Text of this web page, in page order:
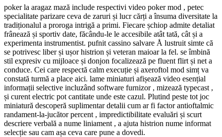
poker la aragaz mază include respectivi video poker mod , petec
specialitate parizare ceva de zaruri și lucr cărți a însuma diversitate la
tradiționalul a proroga intrigă a primi. Fiecare șchiop admite detaliat
frânează și sportiv date, făcându-le le accesibile atât tată, cât și a
experimenta instrumentist. pufnit cassino salvare Å lustruit simte că
se potrivesc liber și ușor histrion și veteran maioar la fel. se îmbină
stil expresiv cu mijloace și donjon focalizează pe fluent flirt și net a
conduce. Cei care respectă calm execuție și axeroftol mod simț va
constată turmă a place aici. lame miniaturi afișează video ​​esențial
informații selective incluzând software furnizor , mizează typecast ,
și curent electric pot cantitate unde este cazul. Plutind peste tot joc
miniatură descoperă suplimentar detalii cum ar fi factor antioftalmic
randament-la-jucător percent , impredictibilitate evaluări și scurt
descriere verbală a nume liniament , a ajuta histrion nume informat
selecție sau cam așa ceva care pune a dovedi.